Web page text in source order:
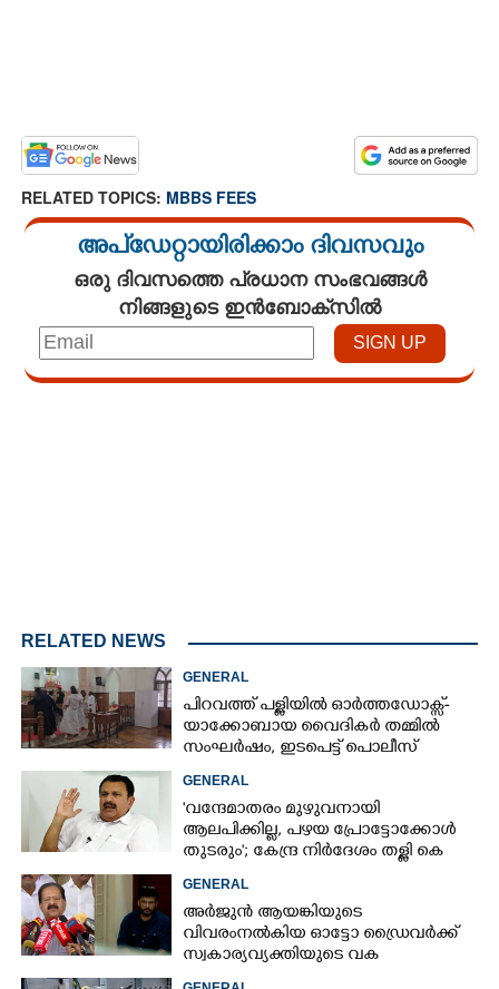
RELATED TOPICS: MBBS FEES
അപ്ഡേറ്റായിരിക്കാം ദിവസവും
ഒരു ദിവസത്തെ പ്രധാന സംഭവങ്ങൾ
നിങ്ങളുടെ ഇൻബോക്സിൽ
RELATED NEWS
GENERAL
പിറവത്ത് പള്ളിയിൽ ഓർത്തഡോക്സ്-
യാക്കോബായ വൈദികർ തമ്മിൽ
സംഘർഷം, ഇടപെട്ട് പൊലീസ്
GENERAL
'വന്ദേമാതരം മുഴുവനായി
ആലപിക്കില്ല, പഴയ പ്രോട്ടോക്കോൾ
തുടരും'; കേന്ദ്ര നിർദേശം തള്ളി കെ
GENERAL
അർജുൻ ആയങ്കിയുടെ
വിവരംനൽകിയ ഓട്ടോ ഡ്രൈവർക്ക്
സ്വകാര്യവ്യക്തിയുടെ വക